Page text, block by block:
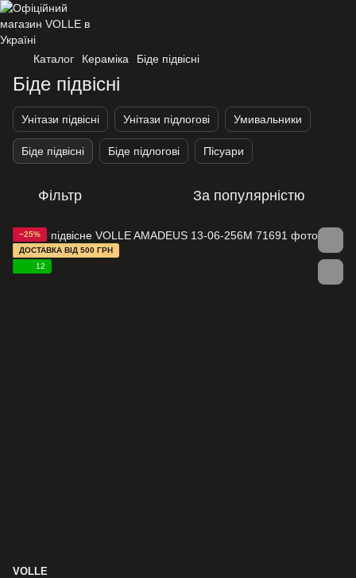
Каталог Кераміка Біде підвісні
Біде підвісні
Унітази підвісні Унітази підлогові Умивальники
Біде підвісні Біде підлогові Пісуари
Фільтр За популярністю
−25%
ДОСТАВКА ВІД 500 ГРН
12
VOLLE